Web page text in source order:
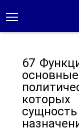
67